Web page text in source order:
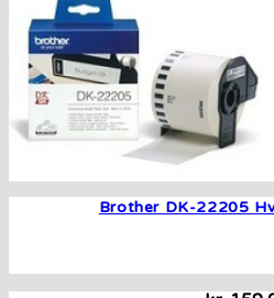
Brother DK-22205